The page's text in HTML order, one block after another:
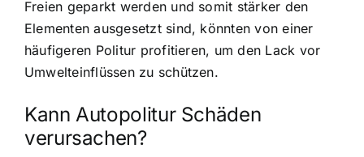
Freien geparkt werden und somit stärker den
Elementen ausgesetzt sind, könnten von einer
häufigeren Politur profitieren, um den Lack vor
Umwelteinflüssen zu schützen.
Kann Autopolitur Schäden
verursachen?